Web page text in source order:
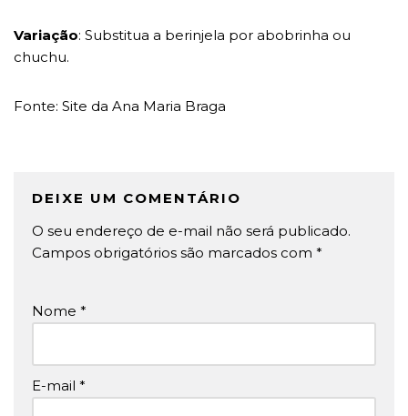
Variação: Substitua a berinjela por abobrinha ou
chuchu.
Fonte: Site da Ana Maria Braga
DEIXE UM COMENTÁRIO
O seu endereço de e-mail não será publicado.
Campos obrigatórios são marcados com *
Nome *
E-mail *